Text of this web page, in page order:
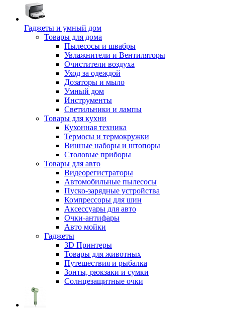
Гаджеты и умный дом
Товары для дома
Пылесосы и швабры
Увлажнители и Вентиляторы
Очистители воздуха
Уход за одеждой
Дозаторы и мыло
Умный дом
Инструменты
Светильники и лампы
Товары для кухни
Кухонная техника
Термосы и термокружки
Винные наборы и штопоры
Столовые приборы
Товары для авто
Видеорегистраторы
Автомобильные пылесосы
Пуско-зарядные устройства
Компрессоры для шин
Аксессуары для авто
Очки-антифары
Авто мойки
Гаджеты
3D Принтеры
Товары для животных
Путешествия и рыбалка
Зонты, рюкзаки и сумки
Солнцезащитные очки